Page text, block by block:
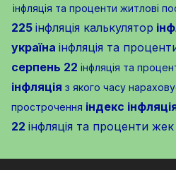
інфляція та проценти житлові
225 інфляція калькулятор
україна інфляція та
серпень 22 інфляція та
інфляція з якого часу
прострочення індекс
22 інфляція та проценти жек